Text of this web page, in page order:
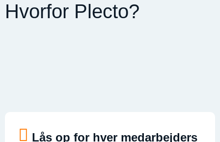
Hvorfor Plecto?
Lås op for hver medarbejders